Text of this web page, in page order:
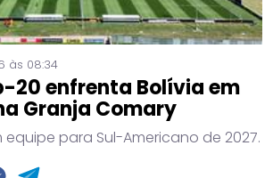
às 08:34
20 enfrenta Bolívia em
Granja Comary
para Sul-Americano de 2027.